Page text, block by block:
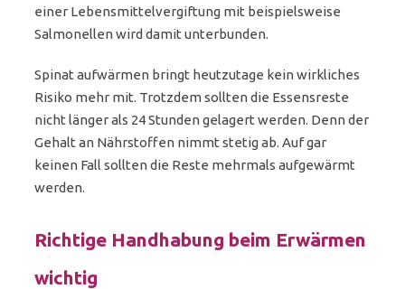
einer Lebensmittelvergiftung mit beispielsweise
Salmonellen wird damit unterbunden.
Spinat aufwärmen bringt heutzutage kein wirkliches
Risiko mehr mit. Trotzdem sollten die Essensreste
nicht länger als 24 Stunden gelagert werden. Denn der
Gehalt an Nährstoffen nimmt stetig ab. Auf gar
keinen Fall sollten die Reste mehrmals aufgewärmt
werden.
Richtige Handhabung beim Erwärmen
wichtig